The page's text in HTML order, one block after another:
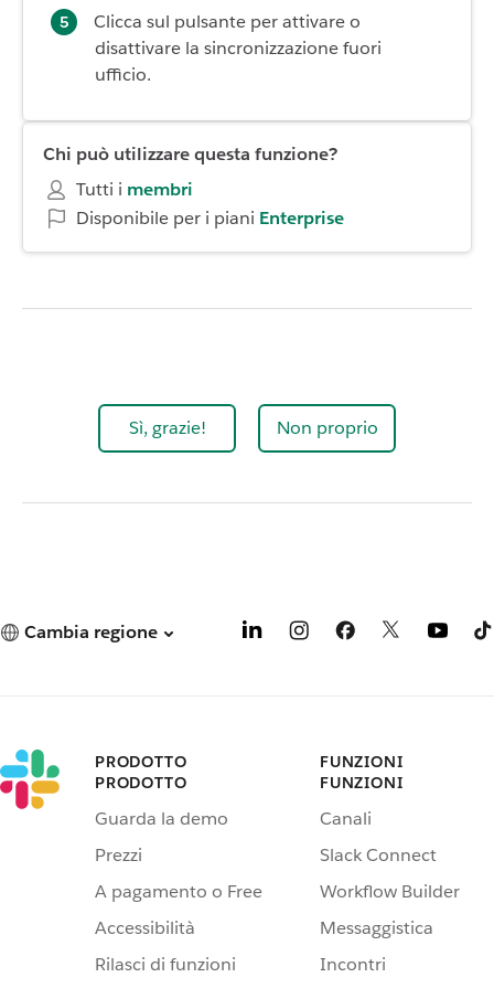
Clicca sul pulsante per attivare o
disattivare la sincronizzazione fuori
ufficio.
Chi può utilizzare questa funzione?
Tutti i membri
Disponibile per i piani Enterprise
Sì, grazie! Non proprio
Cambia regione
PRODOTTO
PRODOTTO
Guarda la demo
Prezzi
A pagamento o Free
Accessibilità
Rilasci di funzioni
FUNZIONI
FUNZIONI
Canali
Slack Connect
Workflow Builder
Messaggistica
Incontri